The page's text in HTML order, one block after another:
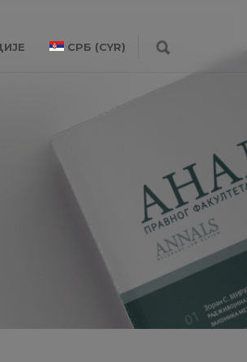
СРБ (CYR)